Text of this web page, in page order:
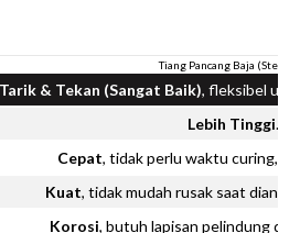
Tiang Pancang Baja (Steel
Tarik & Tekan (Sangat Baik), fleksibel
Lebih Tinggi.
Cepat, tidak perlu waktu curing,
Kuat, tidak mudah rusak saat
Korosi, butuh lapisan pelindung di